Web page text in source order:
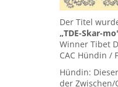
Der Titel
„TDE-Skar-
Winner Tibet
CAC Hündin /
Hündin:
der Zwischen/